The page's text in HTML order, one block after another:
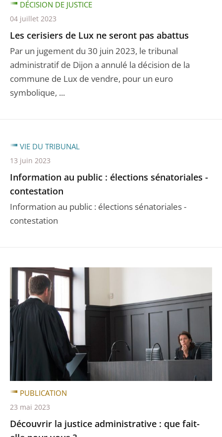
Les cerisiers de Lux ne seront pas abattus
Par un jugement du 30 juin 2023, le tribunal
administratif de Dijon a annulé la décision de la
commune de Lux de vendre, pour un euro
symbolique, ...
DÉCISION DE JUSTICE
04 juillet 2023
Information au public : élections sénatoriales -
contestation
Information au public : élections sénatoriales -
contestation
VIE DU TRIBUNAL
13 juin 2023
Découvrir la justice administrative : que fait-
PUBLICATION
23 mai 2023